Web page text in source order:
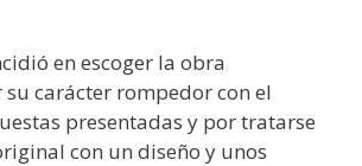
en escoger la obra
carácter rompedor con el
presentadas y por tratarse
con un diseño y unos